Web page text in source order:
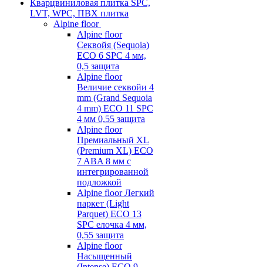
Кварцвиниловая плитка SPC,
LVT, WPC, ПВХ плитка
Alpine floor
Alpine floor
Секвойя (Sequoia)
ECO 6 SPC 4 мм,
0,5 защита
Alpine floor
Величие секвойи 4
mm (Grand Sequoia
4 mm) ECO 11 SPC
4 мм 0,55 защита
Alpine floor
Премиальный XL
(Premium XL) ECO
7 ABA 8 мм с
интегрированной
подложкой
Alpine floor Легкий
паркет (Light
Parquet) ECO 13
SPC елочка 4 мм,
0,55 защита
Alpine floor
Насыщенный